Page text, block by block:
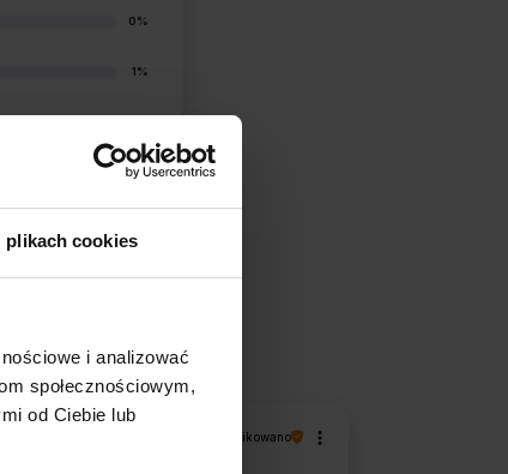
plikach cookies
i analizować
społecznościowym,
od Ciebie lub
0%
1%
zweryfikowano